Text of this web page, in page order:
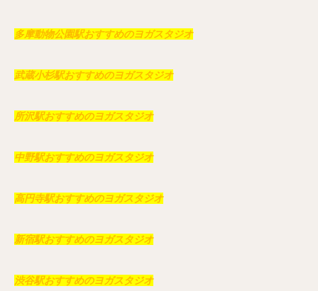
多摩動物公園駅おすすめのヨガスタジオ
武蔵小杉駅おすすめのヨガスタジオ
所沢駅おすすめのヨガスタジオ
中野駅おすすめのヨガスタジオ
高円寺駅おすすめのヨガスタジオ
新宿駅おすすめのヨガスタジオ
渋谷駅おすすめのヨガスタジオ